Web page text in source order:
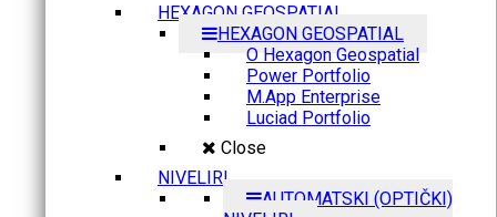
HEXAGON GEOSPATIAL
HEXAGON GEOSPATIAL
O Hexagon Geospatial
Power Portfolio
M.App Enterprise
Luciad Portfolio
Close
NIVELIRI
AUTOMATSKI (OPTIČKI)